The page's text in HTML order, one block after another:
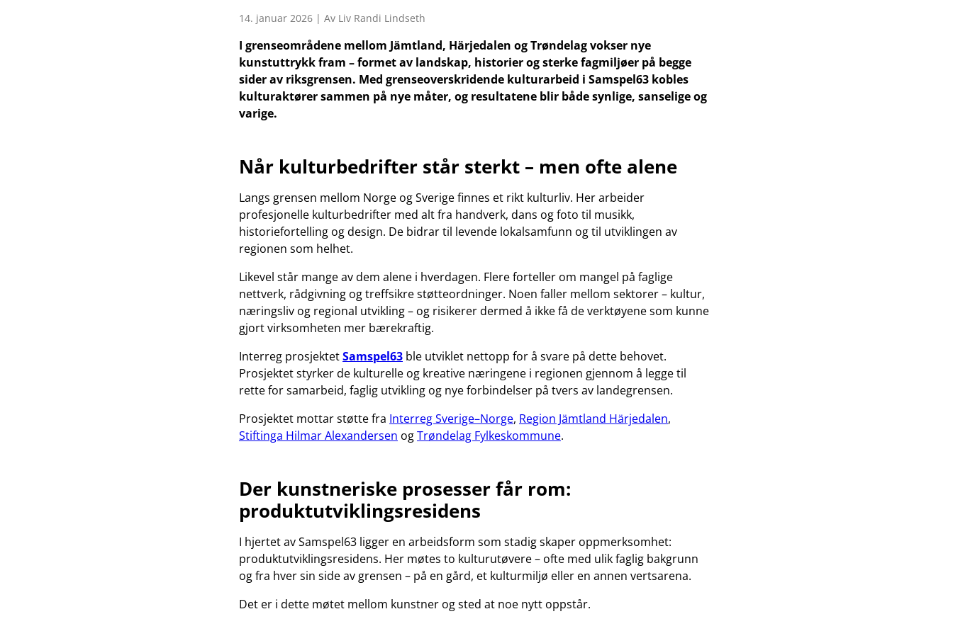
14. januar 2026 | Av Liv Randi Lindseth
I grenseområdene mellom Jämtland, Härjedalen og Trøndelag vokser nye
kunstuttrykk fram – formet av landskap, historier og sterke fagmiljøer på begge
sider av riksgrensen. Med grenseoverskridende kulturarbeid i Samspel63 kobles
kulturaktører sammen på nye måter, og resultatene blir både synlige, sanselige og
varige.
Når kulturbedrifter står sterkt – men ofte alene
Langs grensen mellom Norge og Sverige finnes et rikt kulturliv. Her arbeider
profesjonelle kulturbedrifter med alt fra handverk, dans og foto til musikk,
historiefortelling og design. De bidrar til levende lokalsamfunn og til utviklingen av
regionen som helhet.
Likevel står mange av dem alene i hverdagen. Flere forteller om mangel på faglige
nettverk, rådgivning og treffsikre støtteordninger. Noen faller mellom sektorer – kultur,
næringsliv og regional utvikling – og risikerer dermed å ikke få de verktøyene som kunne
gjort virksomheten mer bærekraftig.
Interreg prosjektetSamspel63 ble utviklet nettopp for å svare på dette behovet.
Prosjektet styrker de kulturelle og kreative næringene i regionen gjennom å legge til
rette for samarbeid, faglig utvikling og nye forbindelser på tvers av landegrensen.
Prosjektet mottar støtte fra Interreg Sverige–Norge, Region Jämtland Härjedalen,
Stiftinga Hilmar Alexandersen ogTrøndelag Fylkeskommune.
Der kunstneriske prosesser får rom:
produktutviklingsresidens
I hjertet av Samspel63 ligger en arbeidsform som stadig skaper oppmerksomhet:
produktutviklingsresidens. Her møtes to kulturutøvere – ofte med ulik faglig bakgrunn
og fra hver sin side av grensen – på en gård, et kulturmiljø eller en annen vertsarena.
Det er i dette møtet mellom kunstner og sted at noe nytt oppstår.